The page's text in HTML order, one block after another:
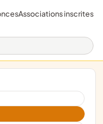
Associations inscrites